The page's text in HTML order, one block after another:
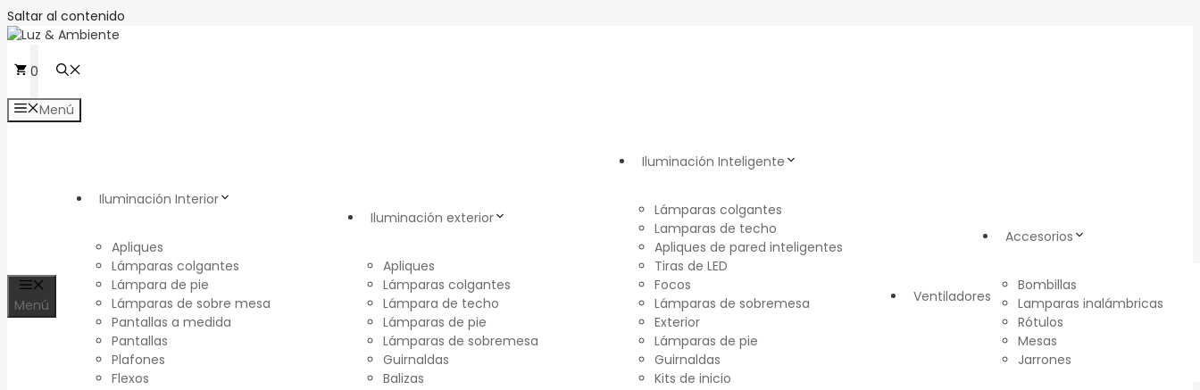
Saltar al contenido
0
Menú
Menú
Iluminación Interior
Apliques
Lámparas colgantes
Lámpara de pie
Lámparas de sobre mesa
Pantallas a medida
Pantallas
Plafones
Flexos
Iluminación exterior
Apliques
Lámparas colgantes
Lámpara de techo
Lámparas de pie
Lámparas de sobremesa
Guirnaldas
Balizas
Iluminación Inteligente
Lámparas colgantes
Lamparas de techo
Apliques de pared inteligentes
Tiras de LED
Focos
Lámparas de sobremesa
Exterior
Lámparas de pie
Guirnaldas
Kits de inicio
Ventiladores
Accesorios
Bombillas
Lamparas inalámbricas
Rótulos
Mesas
Jarrones